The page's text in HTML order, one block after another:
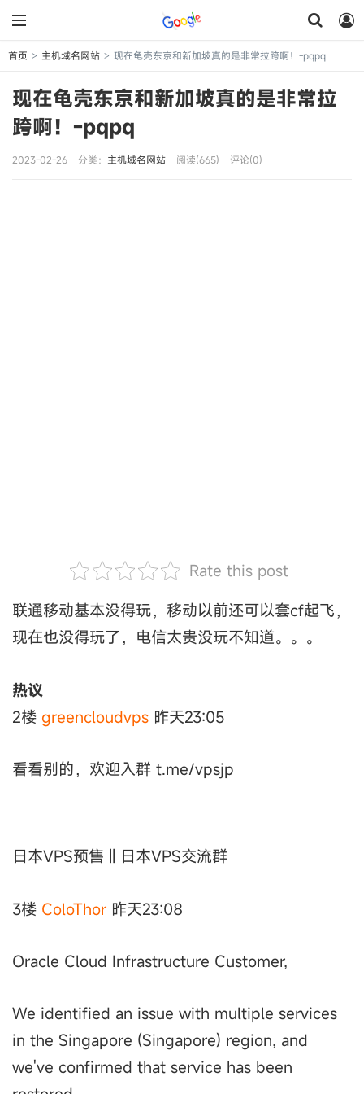
首页 > 主机域名网站 > 现在龟壳东京和新加坡真的是非常拉跨啊！-pqpq
现在龟壳东京和新加坡真的是非常拉
跨啊！-pqpq
2023-02-26 分类： 主机域名网站 阅读(665) 评论(0)
Rate this post
联通移动基本没得玩，移动以前还可以套cf起飞，
现在也没得玩了，电信太贵没玩不知道。。。
热议
2楼 greencloudvps 昨天23:05
看看别的，欢迎入群 t.me/vpsjp
日本VPS预售 || 日本VPS交流群
3楼 ColoThor 昨天23:08
Oracle Cloud Infrastructure Customer,
We identified an issue with multiple services
in the Singapore (Singapore) region, and
we've confirmed that service has been